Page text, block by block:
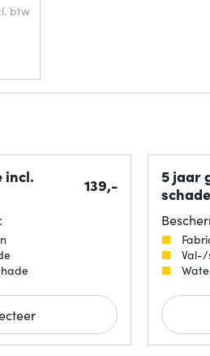
btw
incl.
139,-
5 jaar
schade
Val-/